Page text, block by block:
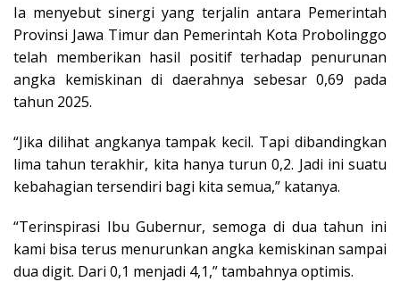
Ia menyebut sinergi yang terjalin antara Pemerintah
Provinsi Jawa Timur dan Pemerintah Kota Probolinggo
telah memberikan hasil positif terhadap penurunan
angka kemiskinan di daerahnya sebesar 0,69 pada
tahun 2025.
“Jika dilihat angkanya tampak kecil. Tapi dibandingkan
lima tahun terakhir, kita hanya turun 0,2. Jadi ini suatu
kebahagian tersendiri bagi kita semua,” katanya.
“Terinspirasi Ibu Gubernur, semoga di dua tahun ini
kami bisa terus menurunkan angka kemiskinan sampai
dua digit. Dari 0,1 menjadi 4,1,” tambahnya optimis.